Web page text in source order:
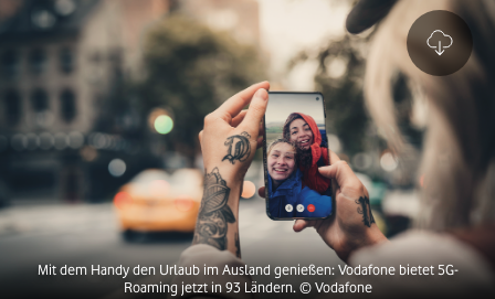
Mit dem Handy den Urlaub im Ausland genießen: Vodafone bietet 5G-
Roaming jetzt in 93 Ländern. © Vodafone